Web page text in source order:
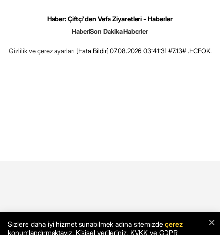
Haber: Çiftçi'den Vefa Ziyaretleri - Haberler
HaberSon DakikaHaberler
Gizlilik ve çerez ayarları [Hata Bildir] 07.08.2026 03:41:31 #7.13# .HCFOK.
×
Sizlere daha iyi hizmet sunabilmek adına sitemizde çerez
konumlandırmaktayız. Kişisel verileriniz, KVKK ve GDPR